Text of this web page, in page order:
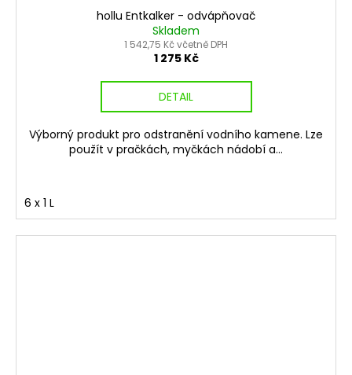
hollu Entkalker - odvápňovač
Skladem
1 542,75 Kč včetně DPH
1 275 Kč
DETAIL
Výborný produkt pro odstranění vodního kamene. Lze
použít v pračkách, myčkách nádobí a...
6 x 1 L